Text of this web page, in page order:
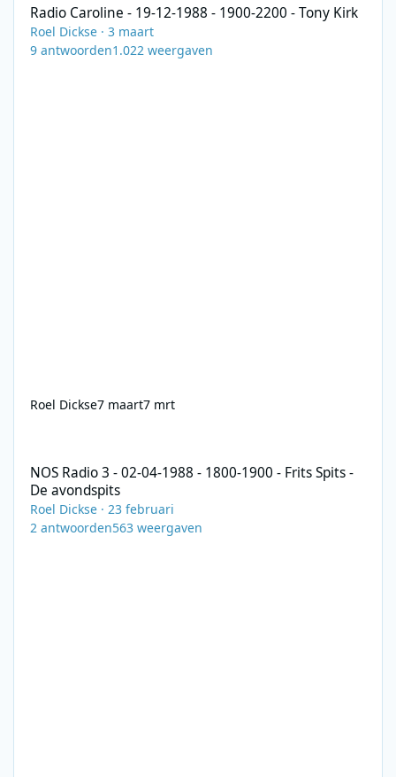
Radio Caroline - 19-12-1988 - 1900-2200 - Tony Kirk
Roel Dickse ·3 maart
9 antwoorden1.022 weergaven
Roel Dickse7 maart7 mrt
NOS Radio 3 - 02-04-1988 - 1800-1900 - Frits Spits -
De avondspits
Roel Dickse · 23 februari
2 antwoorden563 weergaven